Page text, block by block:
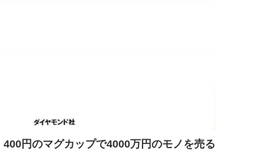
円のマグカップで4000万円のモノを売る